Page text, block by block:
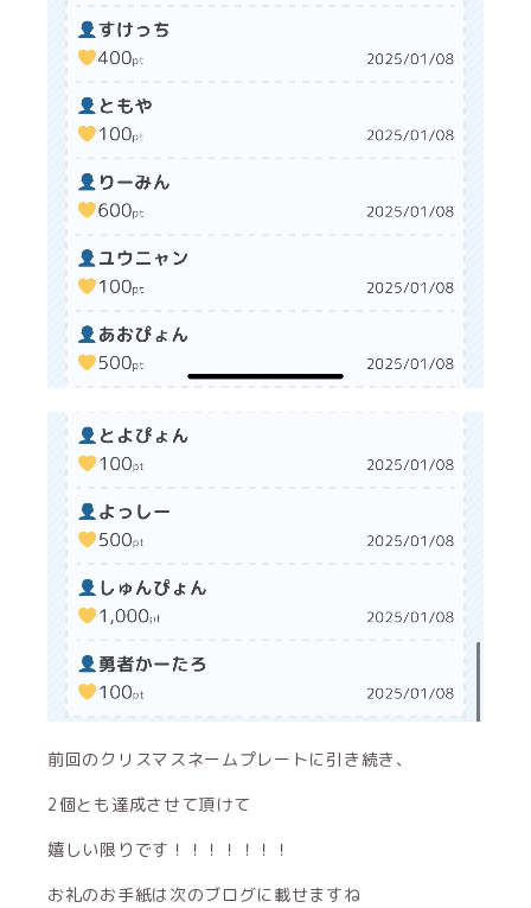
前回のクリスマスネームプレートに引き続き、
2個とも達成させて頂けて
嬉しい限りです！！！！！！！
お礼のお手紙は次のブログに載せますね